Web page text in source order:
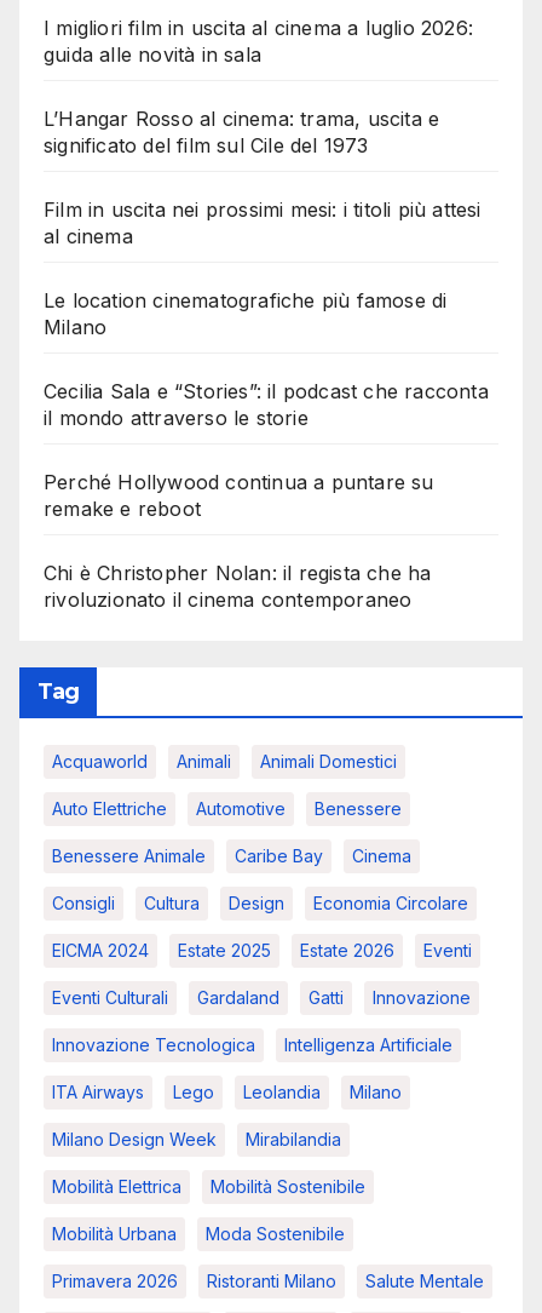
I migliori film in uscita al cinema a luglio 2026:
guida alle novità in sala
L’Hangar Rosso al cinema: trama, uscita e
significato del film sul Cile del 1973
Film in uscita nei prossimi mesi: i titoli più attesi
al cinema
Le location cinematografiche più famose di
Milano
Cecilia Sala e “Stories”: il podcast che racconta
il mondo attraverso le storie
Perché Hollywood continua a puntare su
remake e reboot
Chi è Christopher Nolan: il regista che ha
rivoluzionato il cinema contemporaneo
Tag
Acquaworld Animali Animali Domestici
Auto Elettriche Automotive Benessere
Benessere Animale Caribe Bay Cinema
Consigli Cultura Design Economia Circolare
EICMA 2024 Estate 2025 Estate 2026 Eventi
Eventi Culturali Gardaland Gatti Innovazione
Innovazione Tecnologica Intelligenza Artificiale
ITA Airways Lego Leolandia Milano
Milano Design Week Mirabilandia
Mobilità Elettrica Mobilità Sostenibile
Mobilità Urbana Moda Sostenibile
Primavera 2026 Ristoranti Milano Salute Mentale